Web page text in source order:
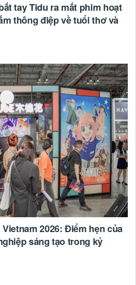
tay Tidu ra mắt phim hoạt
thông điệp về tuổi thơ và
2026: Điểm hẹn của
sáng tạo trong kỷ